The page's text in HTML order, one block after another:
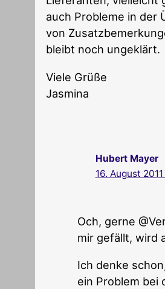
auch Probleme in der
von
bleibt noch ungeklärt.
Viele Grüße
Jasmina
Hubert Mayer
16. August
Och, gerne
mir gefällt, wird
Ich denke
ein Problem bei